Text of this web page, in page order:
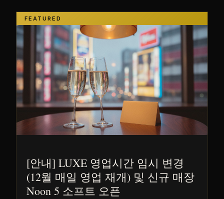
FEATURED
[안내] LUXE 영업시간 임시 변경
(12월 매일 영업 재개) 및 신규 매장
Noon 5 소프트 오픈